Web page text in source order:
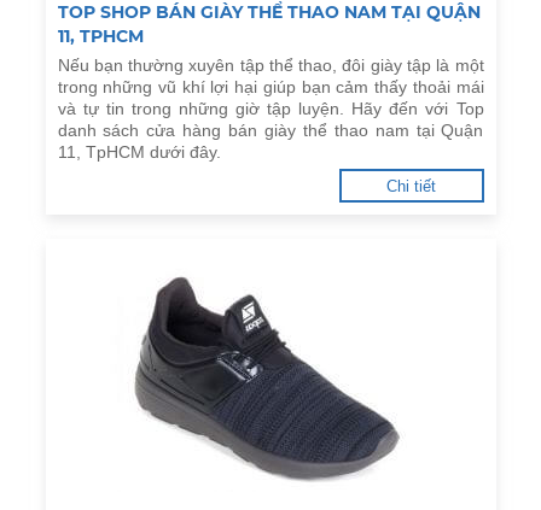
TOP SHOP BÁN GIÀY THỂ THAO NAM TẠI QUẬN
11, TPHCM
Nếu bạn thường xuyên tập thể thao, đôi giày tập là một
trong những vũ khí lợi hại giúp bạn cảm thấy thoải mái
và tự tin trong những giờ tập luyện. Hãy đến với Top
danh sách cửa hàng bán giày thể thao nam tại Quận
11, TpHCM dưới đây.
Chi tiết